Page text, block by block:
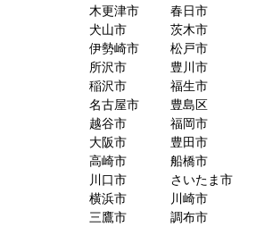
木更津市
春日市
犬山市
茨木市
伊勢崎市
松戸市
所沢市
豊川市
稲沢市
福生市
名古屋市
豊島区
越谷市
福岡市
大阪市
豊田市
高崎市
船橋市
川口市
さいたま市
横浜市
川崎市
三鷹市
調布市